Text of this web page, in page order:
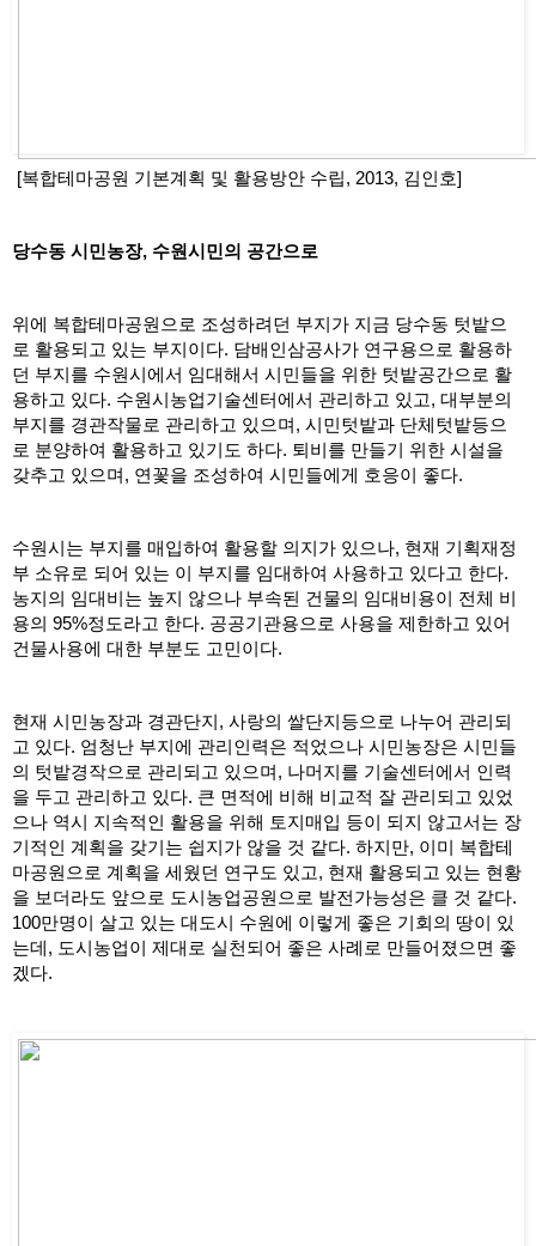
[복합테마공원 기본계획 및 활용방안 수립, 2013, 김인호]
당수동 시민농장, 수원시민의 공간으로
위에 복합테마공원으로 조성하려던 부지가 지금 당수동 텃밭으
로 활용되고 있는 부지이다. 담배인삼공사가 연구용으로 활용하
던 부지를 수원시에서 임대해서 시민들을 위한 텃밭공간으로 활
용하고 있다. 수원시농업기술센터에서 관리하고 있고, 대부분의
부지를 경관작물로 관리하고 있으며, 시민텃밭과 단체텃밭등으
로 분양하여 활용하고 있기도 하다. 퇴비를 만들기 위한 시설을
갖추고 있으며, 연꽃을 조성하여 시민들에게 호응이 좋다.
수원시는 부지를 매입하여 활용할 의지가 있으나, 현재 기획재정
부 소유로 되어 있는 이 부지를 임대하여 사용하고 있다고 한다.
농지의 임대비는 높지 않으나 부속된 건물의 임대비용이 전체 비
용의 95%정도라고 한다. 공공기관용으로 사용을 제한하고 있어
건물사용에 대한 부분도 고민이다.
현재 시민농장과 경관단지, 사랑의 쌀단지등으로 나누어 관리되
고 있다. 엄청난 부지에 관리인력은 적었으나 시민농장은 시민들
의 텃밭경작으로 관리되고 있으며, 나머지를 기술센터에서 인력
을 두고 관리하고 있다. 큰 면적에 비해 비교적 잘 관리되고 있었
으나 역시 지속적인 활용을 위해 토지매입 등이 되지 않고서는 장
기적인 계획을 갖기는 쉽지가 않을 것 같다. 하지만, 이미 복합테
마공원으로 계획을 세웠던 연구도 있고, 현재 활용되고 있는 현황
을 보더라도 앞으로 도시농업공원으로 발전가능성은 클 것 같다.
100만명이 살고 있는 대도시 수원에 이렇게 좋은 기회의 땅이 있
는데, 도시농업이 제대로 실천되어 좋은 사례로 만들어졌으면 좋
겠다.